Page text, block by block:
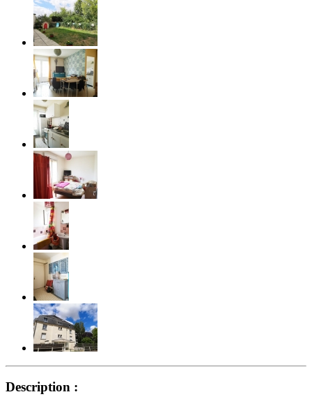
Description :